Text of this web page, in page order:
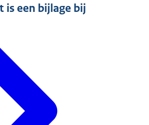
is een bijlage bij